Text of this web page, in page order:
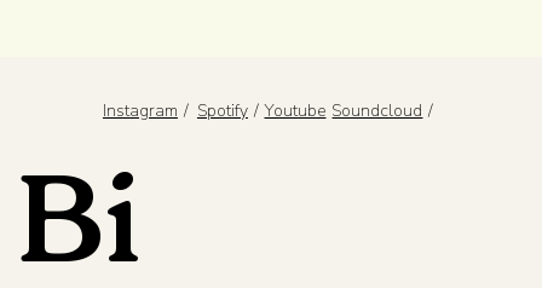
Instagram / Spotify /
Youtube
/ Soundcloud
Bi